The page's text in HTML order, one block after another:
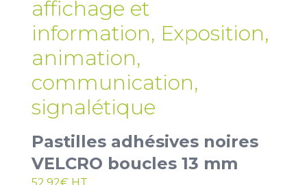
affichage et
information, Exposition,
animation,
communication,
signalétique
Pastilles adhésives noires
VELCRO boucles 13 mm